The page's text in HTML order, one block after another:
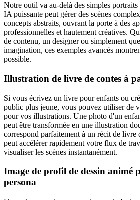
Notre outil va au-delà des simples
IA puissante peut gérer des scènes
concepts abstraits, ouvrant la porte à des
professionnelles et hautement créatives.
de contenu, un designer ou simplement
imagination, ces exemples avancés
possible.
Illustration de livre de contes à
Si vous écrivez un livre pour enfants ou
public plus jeune, vous pouvez utiliser de
pour vos illustrations. Une photo d'un
peut être transformée en une illustration
correspond parfaitement à un récit de livre
peut accélérer rapidement votre flux de
visualiser les scènes instantanément.
Image de profil de dessin animé
persona